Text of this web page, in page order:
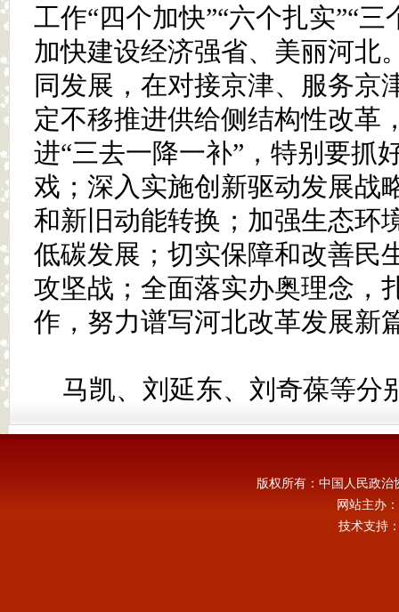
工作“四个加快”“六个扎实”“
加快建设经济强省、美丽河北
同发展，在对接京津、服务京
定不移推进供给侧结构性改革
进“三去一降一补”，特别要抓
戏；深入实施创新驱动发展战
和新旧动能转换；加强生态环
低碳发展；切实保障和改善民
攻坚战；全面落实办奥理念，
作，努力谱写河北改革发展新
马凯、刘延东、刘奇葆等分
版权所有：中国人民政
网站主办
技术支持